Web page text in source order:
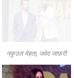
नकुउल मेहता, जवेद जाफ़री